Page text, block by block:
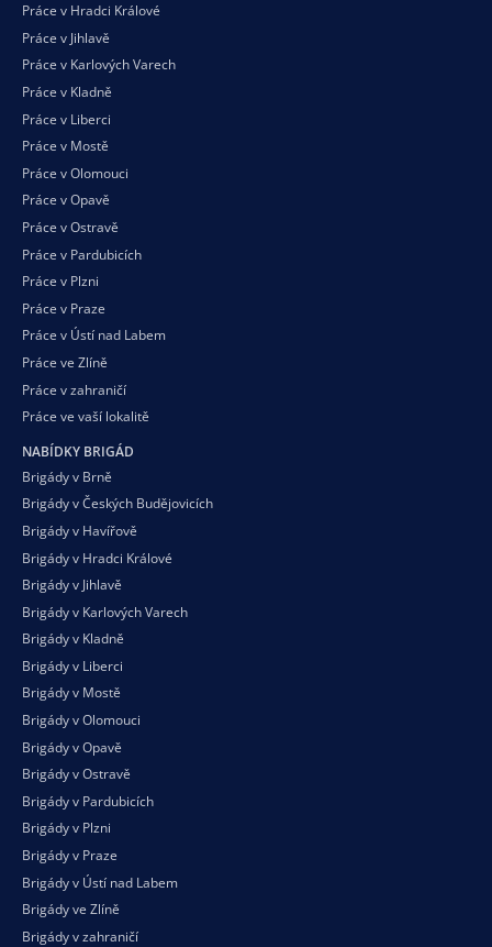
Práce v Hradci Králové
Práce v Jihlavě
Práce v Karlových Varech
Práce v Kladně
Práce v Liberci
Práce v Mostě
Práce v Olomouci
Práce v Opavě
Práce v Ostravě
Práce v Pardubicích
Práce v Plzni
Práce v Praze
Práce v Ústí nad Labem
Práce ve Zlíně
Práce v zahraničí
Práce ve vaší lokalitě
NABÍDKY BRIGÁD
Brigády v Brně
Brigády v Českých Budějovicích
Brigády v Havířově
Brigády v Hradci Králové
Brigády v Jihlavě
Brigády v Karlových Varech
Brigády v Kladně
Brigády v Liberci
Brigády v Mostě
Brigády v Olomouci
Brigády v Opavě
Brigády v Ostravě
Brigády v Pardubicích
Brigády v Plzni
Brigády v Praze
Brigády v Ústí nad Labem
Brigády ve Zlíně
Brigády v zahraničí